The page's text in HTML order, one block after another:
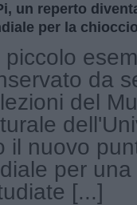
un reperto
per la
piccolo
da
del
il nuovo
per
[...]